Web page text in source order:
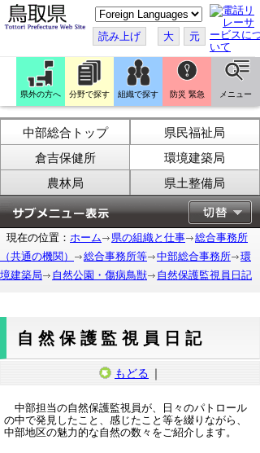
こ
の
ペ
ー
ジ
翻
訳
す
る
読み上げ 大 元
県外の方へ 分野で探す 組織で探す 防災 緊急 メニュー
中部総合トップ
県民福祉局
倉吉保健所
環境建築局
農林局
県土整備局
現在の位置： ホーム 県の組織と仕事
総合事務所
（共通の機関）
総合事務所等 中部総合事務所
環
境建築局
自然公園・傷病鳥獣 自然保護監視員日記
自然保護監視員日記
もどる ｜
中部担当の自然保護監視員が、日々のパトロール
の中で発見したこと、感じたこと等を綴りながら、
中部地区の魅力的な自然の数々をご紹介します。